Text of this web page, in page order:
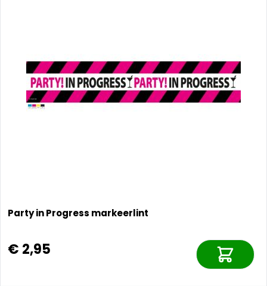
Party in Progress markeerlint
€ 2,95